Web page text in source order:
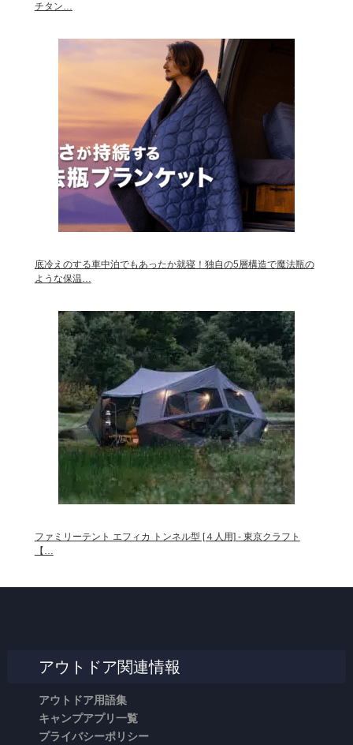
チタン…
底冷えのする車中泊でもあったか就寝！独自の5層構造で魔法瓶の
ような保温…
ファミリーテント エフィカ トンネル型 [４人用] - 東京クラフト
【…
アウトドア関連情報
アウトドア用語集
キャンプアプリ一覧
プライバシーポリシー